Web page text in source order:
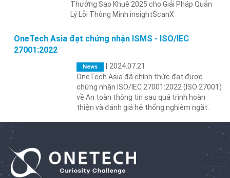
Thưởng Sao Khuê 2025 cho Giải Pháp Quản
Lý Lỗi Thông Minh insightScanX
OneTech Asia đạt chứng nhận ISMS - ISO/IEC
27001:2022
News
2024.07.21
OneTech Asia đã chính thức đạt được
chứng nhận ISO/IEC 27001:2022 (ISO 27001)
về An toàn thông tin sau quá trình hoàn
thiện và đánh giá hệ thống nghiêm ngặt.